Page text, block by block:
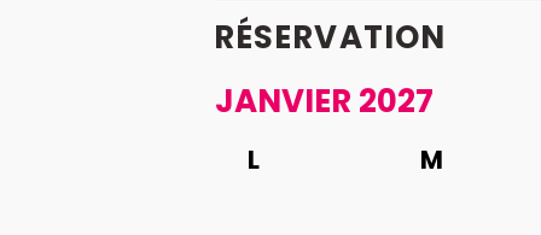
RÉSERVATION
JANVIER 2027
L M